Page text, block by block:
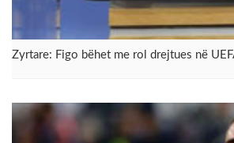
Zyrtare: Figo bëhet me rol drejtues në